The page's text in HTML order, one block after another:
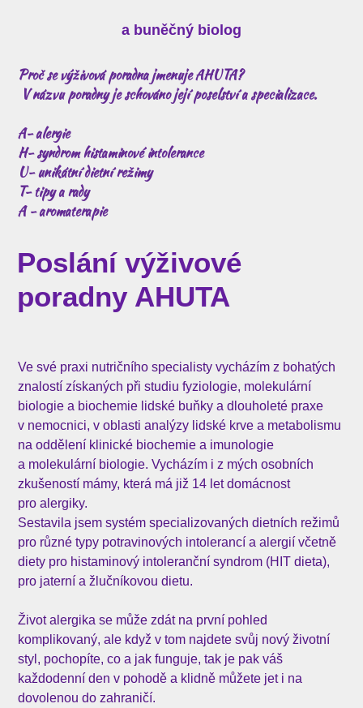
a buněčný biolog
Proč se výživová poradna jmenujeAHUTA?
V názvu poradny je schováno její poselství a specializace.
A- alergie
H- syndrom histaminové intolerance
U- unikátní dietní režimy
T- tipy a rady
A - aromaterapie
Poslání výživové
poradny AHUTA
Ve své praxi nutričního specialisty vycházím z bohatých
znalostí získaných při studiu fyziologie, molekulární
biologie a biochemie lidské buňky a dlouholeté praxe
v nemocnici, v oblasti analýzy lidské krve a metabolismu
na oddělení klinické biochemie a imunologie
a molekulární biologie. Vycházím i z mých osobních
zkušeností mámy, která má již 14 let domácnost
pro alergiky.
Sestavila jsem systém specializovaných dietních režimů
pro různé typy potravinových intolerancí a alergií včetně
diety pro histaminový intoleranční syndrom (HIT dieta),
pro jaterní a žlučníkovou dietu.
Život alergika se může zdát na první pohled
komplikovaný, ale když v tom najdete svůj nový životní
styl, pochopíte, co a jak funguje, tak je pak váš
každodenní den v pohodě a klidně můžete jet i na
dovolenou do zahraničí.